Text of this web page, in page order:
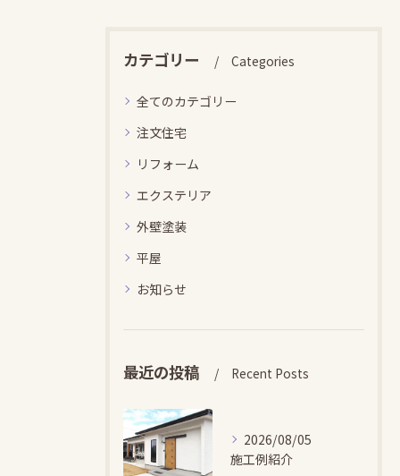
カテゴリー Categories
全てのカテゴリー
注文住宅
リフォーム
エクステリア
外壁塗装
平屋
お知らせ
最近の投稿 Recent Posts
2026/08/05
施工例紹介